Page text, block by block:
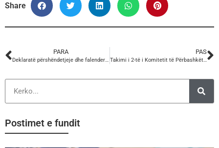
Share
PARA
Deklaratë përshëndetjeje dhe falenderimi të 2 Komisioneve Parlamentare.
PAS
Takimi i 2-të i Komitetit të Përbashkët Këshillimor BE–Shqipëri.
Postimet e fundit